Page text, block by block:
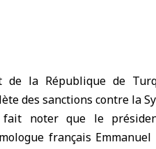
de la République de
des sanctions contre la
fait noter que le
français